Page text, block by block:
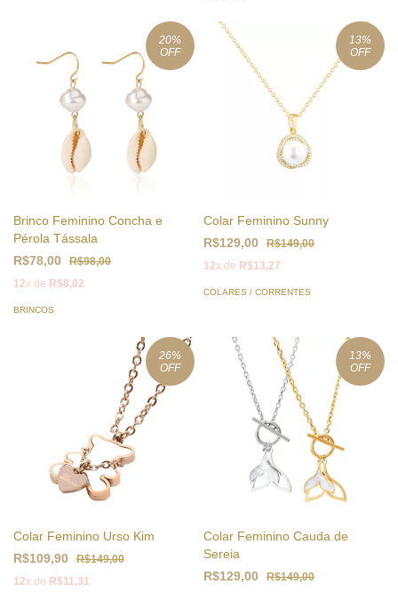
20%
OFF
Brinco Feminino Concha e
Pérola Tássala
R$78,00
R$98,00
12x de R$8,02
BRINCOS
13%
OFF
Colar Feminino Sunny
R$129,00
R$149,00
12x de R$13,27
COLARES / CORRENTES
26%
OFF
Colar Feminino Urso Kim
R$109,90
R$149,00
12x de R$11,31
13%
OFF
Colar Feminino Cauda de
Sereia
R$129,00
R$149,00